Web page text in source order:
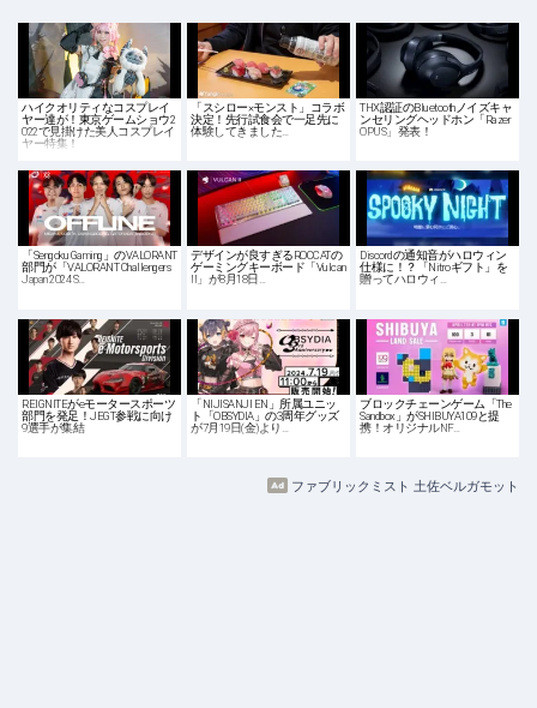
ハイクオリティなコスプレイ
ヤー達が！東京ゲームショウ2
022で見掛けた美人コスプレイ
ヤー特集！
「スシロー×モンスト」コラボ
決定！先行試食会で一足先に
体験してきました…
THX認証のBluetoothノイズキャ
ンセリングヘッドホン「Razer
OPUS」発表！
「Sengoku Gaming」のVALORANT
部門が「VALORANT Challengers
Japan 2024 S…
デザインが良すぎるROCCATの
ゲーミングキーボード「Vulcan
II」が8月18日…
Discordの通知音がハロウィン
仕様に！？「Nitroギフト」を
贈ってハロウィ…
REIGNITEがeモータースポーツ
部門を発足！JEGT参戦に向け
9選手が集結
「NIJISANJI EN」所属ユニッ
ト「OBSYDIA」の3周年グッズ
が7月19日(金)より…
ブロックチェーンゲーム「The
Sandbox」がSHIBUYA109と提
携！オリジナルNF…
ファブリックミスト 土佐ベルガモット